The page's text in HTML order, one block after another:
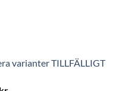
varianter TILLFÄLLIGT